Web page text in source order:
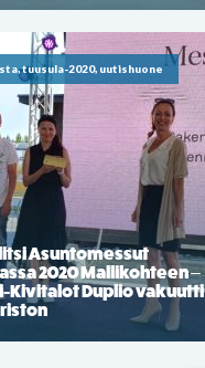
tuusula-2020, uutishuone
Asuntomessut
2020 Mallikohteen –
Kivitalot Duplio vakuutti